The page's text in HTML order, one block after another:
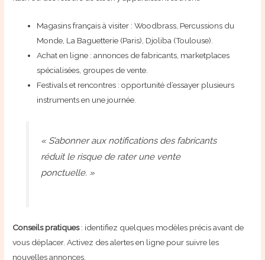
Magasins français à visiter : Woodbrass, Percussions du
Monde, La Baguetterie (Paris), Djoliba (Toulouse).
Achat en ligne : annonces de fabricants, marketplaces
spécialisées, groupes de vente.
Festivals et rencontres : opportunité d’essayer plusieurs
instruments en une journée.
« S’abonner aux notifications des fabricants
réduit le risque de rater une vente
ponctuelle. »
Conseils pratiques: identifiez quelques modèles précis avant de
vous déplacer. Activez des alertes en ligne pour suivre les
nouvelles annonces.